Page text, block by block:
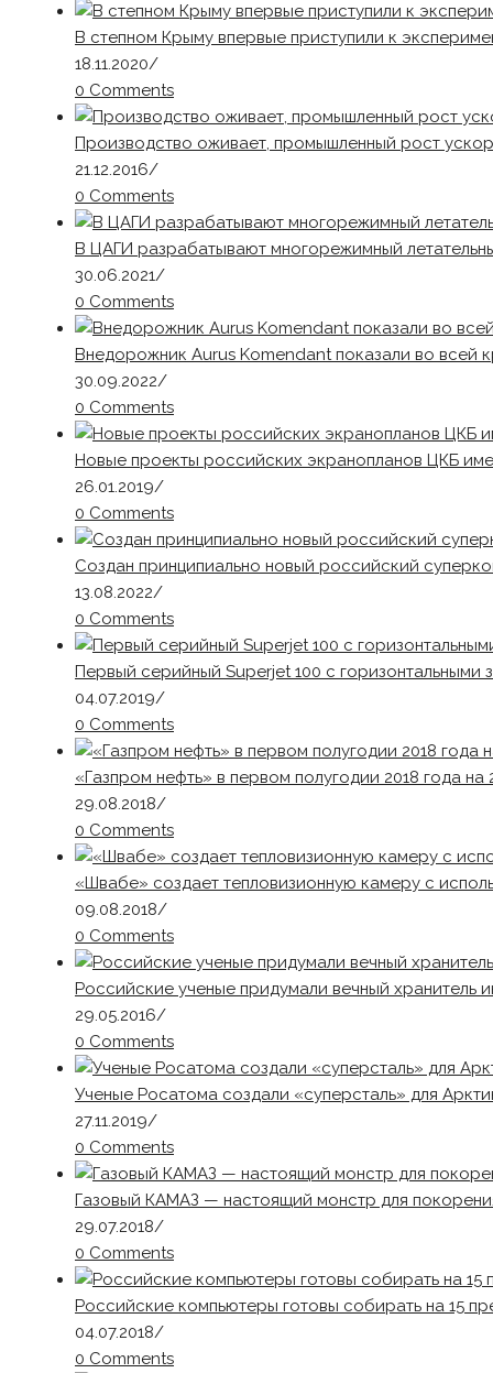
В степном Крыму впервые приступили к
18.11.2020/
0 Comments
Производство оживает, промышленный рост
21.12.2016/
0 Comments
В ЦАГИ разрабатывают многорежимный
30.06.2021/
0 Comments
Внедорожник Aurus Komendant показали во всей
30.09.2022/
0 Comments
Новые проекты российских экранопланов ЦКБ
26.01.2019/
0 Comments
Создан принципиально новый российский
13.08.2022/
0 Comments
Первый серийный Superjet 100 с горизонтальными
04.07.2019/
0 Comments
«Газпром нефть» в первом полугодии 2018 года
29.08.2018/
0 Comments
«Швабе» создает тепловизионную камеру с
09.08.2018/
0 Comments
Российские ученые придумали вечный хранитель
29.05.2016/
0 Comments
Ученые Росатома создали «суперсталь» для
27.11.2019/
0 Comments
Газовый КАМАЗ — настоящий монстр для
29.07.2018/
0 Comments
Российские компьютеры готовы собирать на 15
04.07.2018/
0 Comments